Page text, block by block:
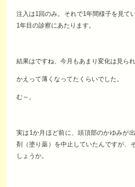
注入は1回のみ。それで1年間様子を見て
1年目の診察にあたります。
結果はですね、今月もあまり変化は見られ
かえって薄くなってたくらいでした。
む～。
実は1か月ほど前に、頭頂部のかゆみが
剤（塗り薬）を中止していたんですが、
しょうか。